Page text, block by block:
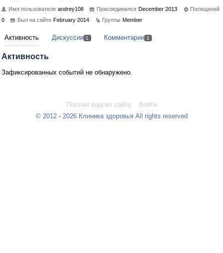
Имя пользователя andrey108 Присоединился December 2013
Посещений
0
Был на сайте February 2014 Группы Member
Активность Дискуссии 1 Комментарии 3
Активность
Зафиксированных событий не обнаружено.
Полная версия сайта
Войти
© 2012 - 2026 Клиника здоровья All rights reserved